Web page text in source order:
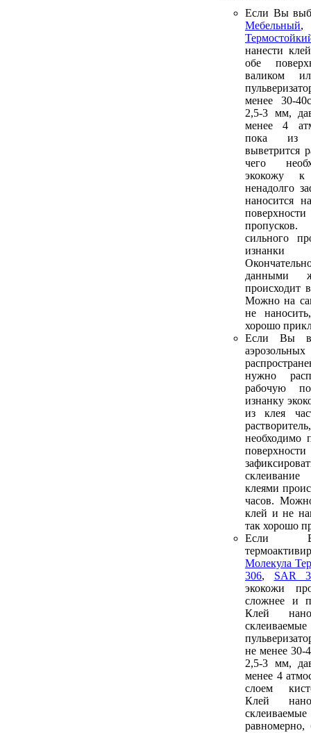
Если Вы
Мебельный,
нанести
обе
валиком
менее 30-
2,5-3 мм,
менее 4
пока из
выветрится
чего
экокожу к
ненадолго
наносится
сильного
данными
происходит
Можно на
не
хорошо
Если Вы
нужно
рабочую
изнанку
из клея
необходимо
клеями
часов.
клей и не
так хорошо
Если
Молекула
306, SAR
экокожи
сложнее и
Клей
не менее 30-
2,5-3 мм,
менее 4
слоем
Клей
равномерно,